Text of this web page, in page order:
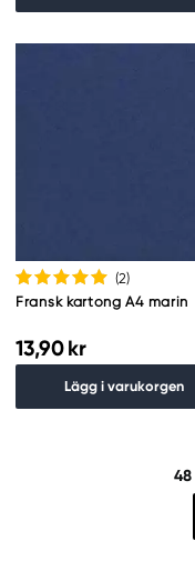
(2)
Fransk kartong A4 marin
13,90 kr
Lägg i varukorgen
48